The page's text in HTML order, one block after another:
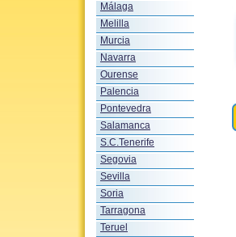
Málaga
Melilla
Murcia
Navarra
Ourense
Palencia
Pontevedra
Salamanca
S.C.Tenerife
Segovia
Sevilla
Soria
Tarragona
Teruel